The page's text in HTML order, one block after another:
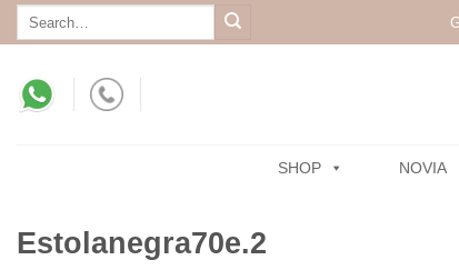
Skip
to
Search
SHOP NOVIA
Estolanegra70e.2